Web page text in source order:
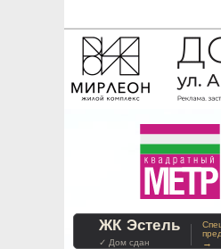
На Метре
Помогайте
ЖК Эстель
✓ Дом сдан →